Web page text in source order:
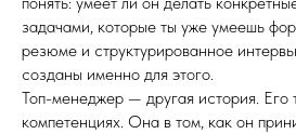
задачами, которые ты уже умеешь
резюме и структурированное
созданы именно для этого.
Топ-менеджер — другая история. Его
компетенциях. Она в том, как он